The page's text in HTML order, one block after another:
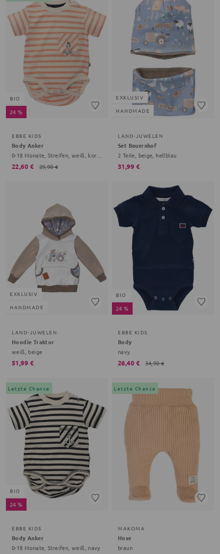
BIO
24 %
EBBE KIDS
Body Anker
22,60 € 29,90 €
EXKLUSIV
HANDMADE
LAND-JUWELEN
Set Bauernhof
2 Teile, beige, hellblau
31,99 €
EXKLUSIV
HANDMADE
LAND-JUWELEN
Hoodie Traktor
weiß, beige
51,99 €
BIO
24 %
EBBE KIDS
Body
navy
26,40 € 34,90 €
Letzte Chance
BIO
24 %
EBBE KIDS
Body Anker
0-18 Monate, Streifen, weiß, navy
Letzte Chance
MAKOMA
Hose
braun